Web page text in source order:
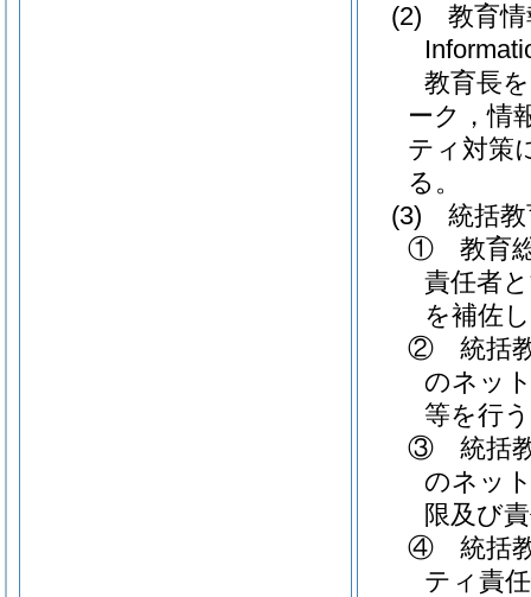
(2) 教育情
教育長
ーク，情
ティ対策
る。
(3) 統括教
① 教育総
責任者
を補佐
② 統括教
のネッ
等を行
③ 統括教
のネッ
限及び
④ 統括教
ティ責